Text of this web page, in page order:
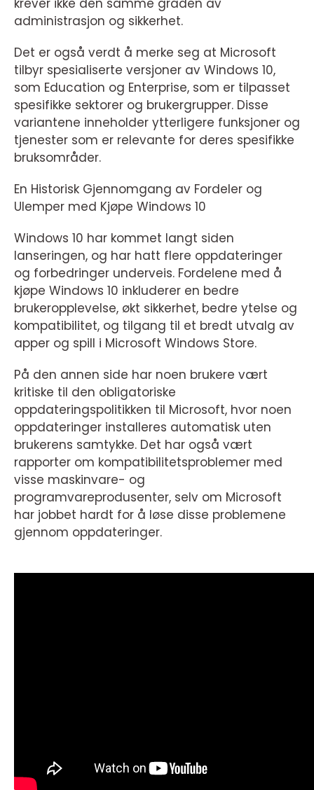
krever ikke den samme graden av
administrasjon og sikkerhet.
Det er også verdt å merke seg at Microsoft
tilbyr spesialiserte versjoner av Windows 10,
som Education og Enterprise, som er tilpasset
spesifikke sektorer og brukergrupper. Disse
variantene inneholder ytterligere funksjoner og
tjenester som er relevante for deres spesifikke
bruksområder.
En Historisk Gjennomgang av Fordeler og
Ulemper med Kjøpe Windows 10
Windows 10 har kommet langt siden
lanseringen, og har hatt flere oppdateringer
og forbedringer underveis. Fordelene med å
kjøpe Windows 10 inkluderer en bedre
brukeropplevelse, økt sikkerhet, bedre ytelse og
kompatibilitet, og tilgang til et bredt utvalg av
apper og spill i Microsoft Windows Store.
På den annen side har noen brukere vært
kritiske til den obligatoriske
oppdateringspolitikken til Microsoft, hvor noen
oppdateringer installeres automatisk uten
brukerens samtykke. Det har også vært
rapporter om kompatibilitetsproblemer med
visse maskinvare- og
programvareprodusenter, selv om Microsoft
har jobbet hardt for å løse disse problemene
gjennom oppdateringer.